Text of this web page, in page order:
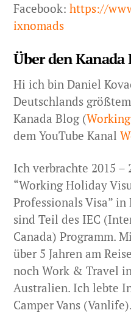
Facebook:https://
ixnomads
Über den Kanada
Hi ich bin Daniel
Deutschlands
Kanada Blog (
dem YouTube Kanal
Ich verbrachte 2015 –
“Working Holiday
Professionals Visa” in
sind Teil des IEC
Canada) Programm.
über 5 Jahren am
noch Work & Travel
Australien. Ich lebte
Camper Vans